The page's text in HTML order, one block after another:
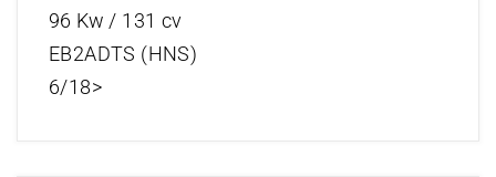
96 Kw / 131 cv
EB2ADTS (HNS)
6/18>